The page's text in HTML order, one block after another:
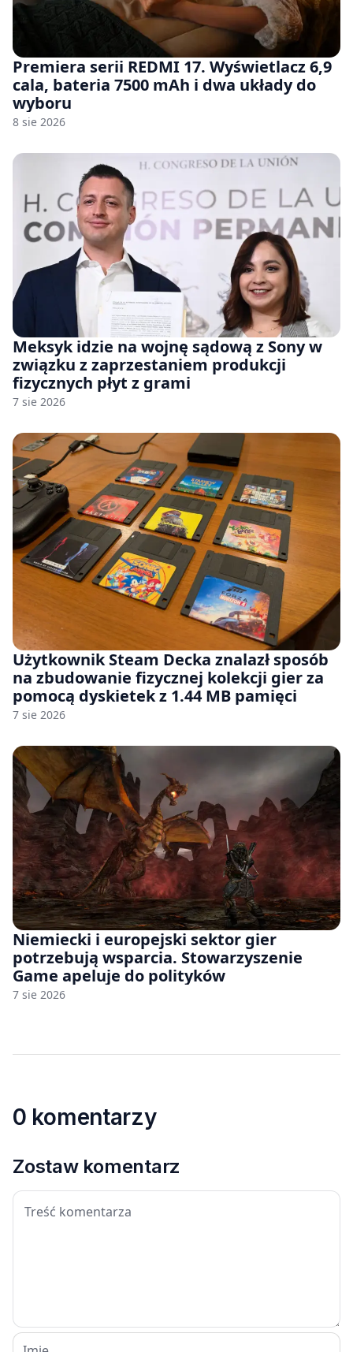
Premiera serii REDMI 17. Wyświetlacz 6,9
cala, bateria 7500 mAh i dwa układy do
wyboru
8 sie 2026
Meksyk idzie na wojnę sądową z Sony w
związku z zaprzestaniem produkcji
fizycznych płyt z grami
7 sie 2026
Użytkownik Steam Decka znalazł sposób
na zbudowanie fizycznej kolekcji gier za
pomocą dyskietek z 1.44 MB pamięci
7 sie 2026
Niemiecki i europejski sektor gier
potrzebują wsparcia. Stowarzyszenie
Game apeluje do polityków
7 sie 2026
0 komentarzy
Zostaw komentarz